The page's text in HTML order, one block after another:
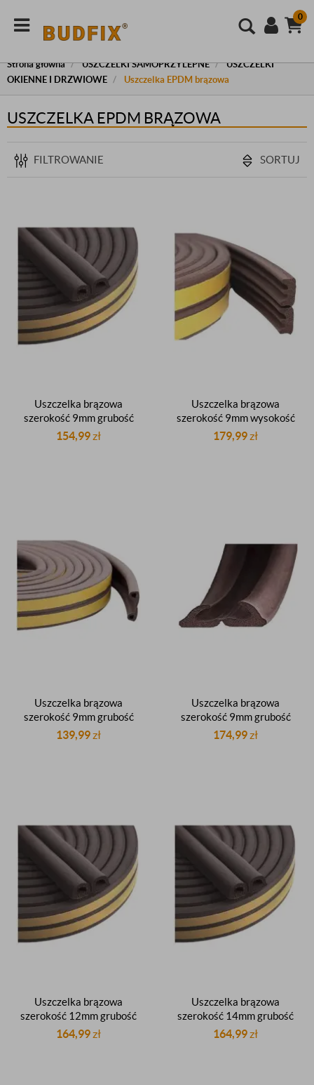
0
Strona główna USZCZELKI SAMOPRZYLEPNE
USZCZELKI
OKIENNE I DRZWIOWE
Uszczelka EPDM brązowa
USZCZELKA EPDM BRĄZOWA
FILTROWANIE SORTUJ
Uszczelka brązowa
szerokość 9mm grubość
7,5mm profil D
154,99zł
Uszczelka brązowa
szerokość 9mm wysokość
4mm profil E
179,99zł
Uszczelka brązowa
szerokość 9mm grubość
5,5mm profil P
139,99zł
Uszczelka brązowa
szerokość 9mm grubość
7mm profil V
174,99zł
Uszczelka brązowa
szerokość 12mm grubość
10mm profil D
164,99zł
Uszczelka brązowa
szerokość 14mm grubość
12mm profil D
164,99zł